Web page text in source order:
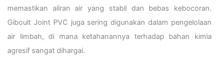
memastikan aliran air yang stabil dan bebas kebocoran.
Giboult Joint PVC juga sering digunakan dalam pengelolaan
air limbah, di mana ketahanannya terhadap bahan kimia
agresif sangat dihargai.